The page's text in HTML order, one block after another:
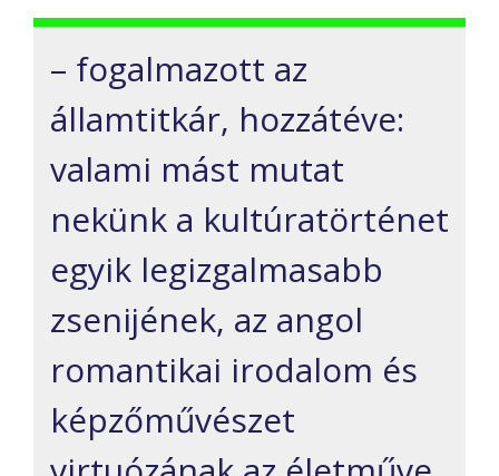
– fogalmazott az
államtitkár, hozzátéve:
valami mást mutat
nekünk a kultúratörténet
egyik legizgalmasabb
zsenijének, az angol
romantikai irodalom és
képzőművészet